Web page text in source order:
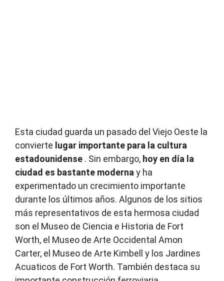
Esta ciudad guarda un pasado del Viejo Oeste la
convierte lugar importante para la cultura
estadounidense . Sin embargo, hoy en día la
ciudad es bastante moderna y ha
experimentado un crecimiento importante
durante los últimos años. Algunos de los sitios
más representativos de esta hermosa ciudad
son el Museo de Ciencia e Historia de Fort
Worth, el Museo de Arte Occidental Amon
Carter, el Museo de Arte Kimbell y los Jardines
Acuaticos de Fort Worth. También destaca su